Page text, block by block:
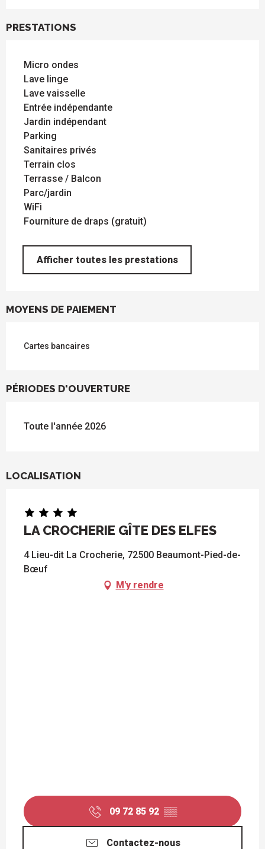
PRESTATIONS
Micro ondes
Lave linge
Lave vaisselle
Entrée indépendante
Jardin indépendant
Parking
Sanitaires privés
Terrain clos
Terrasse / Balcon
Parc/jardin
WiFi
Fourniture de draps (gratuit)
Afficher toutes les prestations
MOYENS DE PAIEMENT
Cartes bancaires
PÉRIODES D'OUVERTURE
Toute l'année 2026
LOCALISATION
LA CROCHERIE GÎTE DES ELFES
4 Lieu-dit La Crocherie, 72500 Beaumont-Pied-de-
Bœuf
M'y rendre
09 72 85 92 ▒▒
Contactez-nous